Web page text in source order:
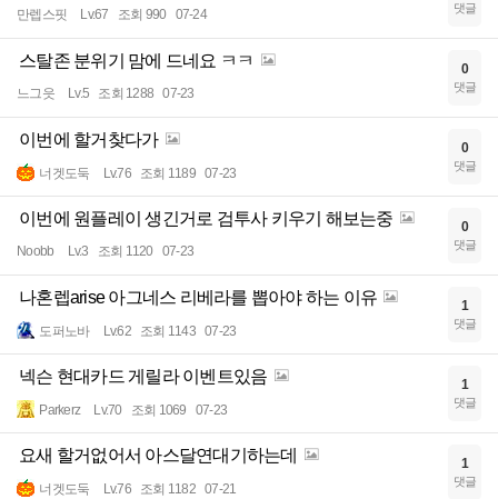
만렙스핏 Lv.67 조회 990 07-24 댓글
스탈존 분위기 맘에 드네요 ㅋㅋ
느그읏 Lv.5 조회 1288 07-23
0
댓글
이번에 할거찾다가
너겟도둑 Lv.76 조회 1189 07-23
0
댓글
이번에 원플레이 생긴거로 검투사 키우기 해보는중
Noobb Lv.3 조회 1120 07-23
0
댓글
나혼렙arise 아그네스 리베라를 뽑아야 하는 이유
도퍼노바 Lv.62 조회 1143 07-23
1
댓글
넥슨 현대카드 게릴라 이벤트있음
Parkerz Lv.70 조회 1069 07-23
1
댓글
요새 할거없어서 아스달연대기하는데
너겟도둑 Lv.76 조회 1182 07-21
1
댓글